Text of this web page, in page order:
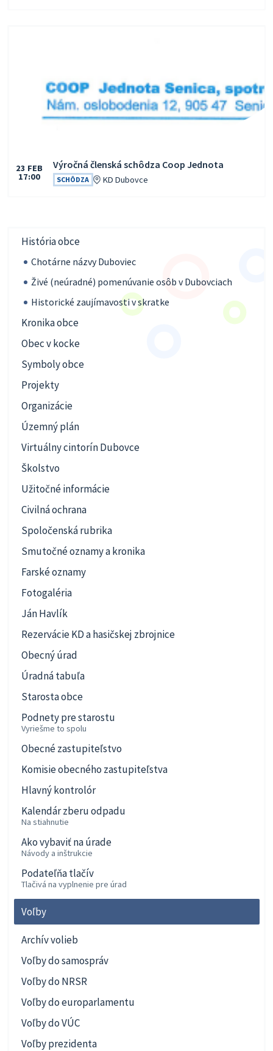
Výročná členská schôdza Coop Jednota
SCHÔDZA Miesto:
KD Dubovce
Čas:
23 FEB
17:00
História obce
Chotárne názvy Duboviec
Živé (neúradné) pomenúvanie osôb v Dubovciach
Historické zaujímavosti v skratke
Kronika obce
Obec v kocke
Symboly obce
Projekty
Organizácie
Územný plán
Virtuálny cintorín Dubovce
Školstvo
Užitočné informácie
Civilná ochrana
Spoločenská rubrika
Smutočné oznamy a kronika
Farské oznamy
Fotogaléria
Ján Havlík
Rezervácie KD a hasičskej zbrojnice
Obecný úrad
Úradná tabuľa
Starosta obce
Podnety pre starostu
Vyriešme to spolu
Obecné zastupiteľstvo
Komisie obecného zastupiteľstva
Hlavný kontrolór
Kalendár zberu odpadu
Na stiahnutie
Ako vybaviť na úrade
Návody a inštrukcie
Podateľňa tlačív
Tlačivá na vyplnenie pre úrad
Voľby
Archív volieb
Voľby do samospráv
Voľby do NRSR
Voľby do europarlamentu
Voľby do VÚC
Voľby prezidenta